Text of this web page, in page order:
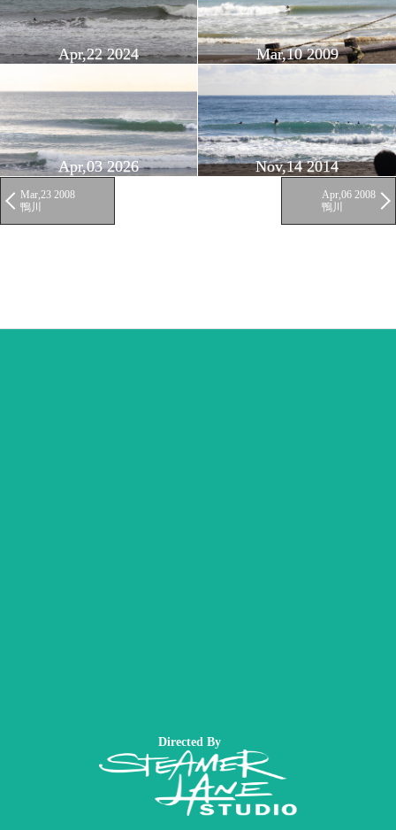
Apr,22 2024 Mar,10 2009
Apr,03 2026 Nov,14 2014
Mar,23 2008
鴨川
Apr,06 2008
鴨川
Directed By